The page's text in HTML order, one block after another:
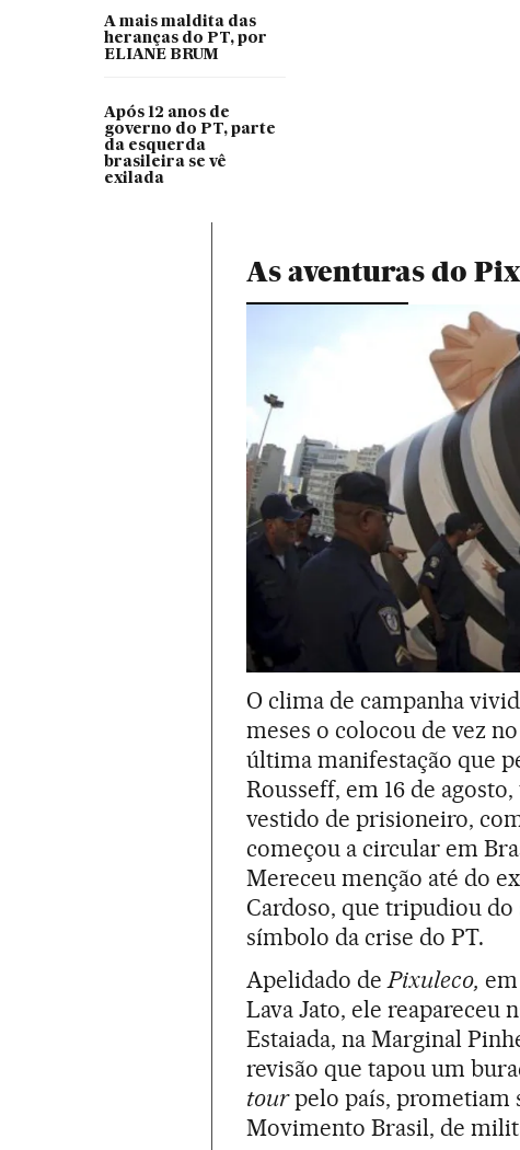
A mais maldita das
heranças do PT, por
ELIANE BRUM
Após 12 anos de
governo do PT, parte
da esquerda
brasileira se vê
exilada
As aventuras do
O clima de campanha
meses o colocou de vez
última manifestação que
Rousseff, em 16 de
vestido de prisioneiro,
começou a circular em
Mereceu menção até do
Cardoso, que tripudiou
símbolo da crise do PT.
Apelidado dePixuleco,
Lava Jato, ele reapareceu
Estaiada, na Marginal
revisão que tapou um
tourpelo país, prometiam
Movimento Brasil, de